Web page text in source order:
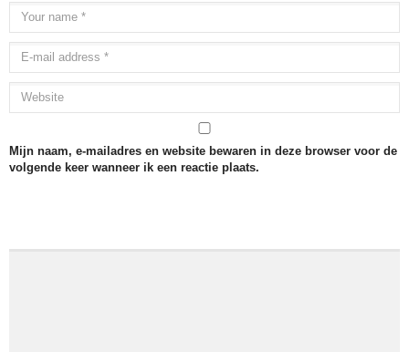
Mijn naam, e-mailadres en website bewaren in deze browser voor de
volgende keer wanneer ik een reactie plaats.